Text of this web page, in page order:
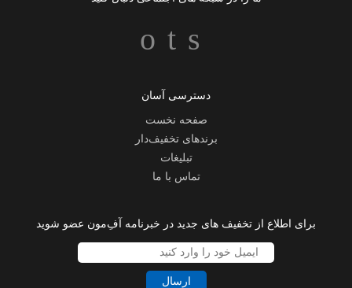
دسترسی آسان
صفحه نخست
برندهای تخفیف‌دار
تبلیغات
تماس با ما
برای اطلاع از تخفیف های جدید در خبرنامه آفِ‌مون عضو شوید
ارسال